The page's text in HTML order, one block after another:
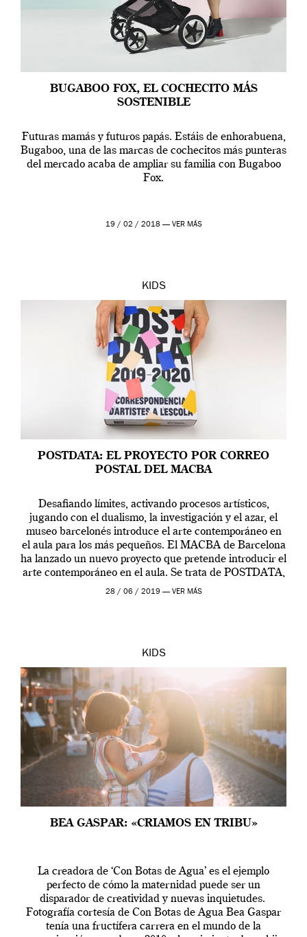
BUGABOO FOX, EL COCHECITO MÁS
SOSTENIBLE
Futuras mamás y futuros papás. Estáis de enhorabuena,
Bugaboo, una de las marcas de cochecitos más punteras
del mercado acaba de ampliar su familia con Bugaboo
Fox.
19 / 02 / 2018 — VER MÁS
KIDS
POSTDATA: EL PROYECTO POR CORREO
POSTAL DEL MACBA
Desafiando límites, activando procesos artísticos,
jugando con el dualismo, la investigación y el azar, el
museo barcelonés introduce el arte contemporáneo en
el aula para los más pequeños. El MACBA de Barcelona
ha lanzado un nuevo proyecto que pretende introducir el
arte contemporáneo en el aula. Se trata de POSTDATA,
un designio que conforma propuestas […]
28 / 06 / 2019 — VER MÁS
KIDS
BEA GASPAR: «CRIAMOS EN TRIBU»
La creadora de ‘Con Botas de Agua’ es el ejemplo
perfecto de cómo la maternidad puede ser un
disparador de creatividad y nuevas inquietudes.
Fotografía cortesía de Con Botas de Agua Bea Gaspar
tenía una fructífera carrera en el mundo de la